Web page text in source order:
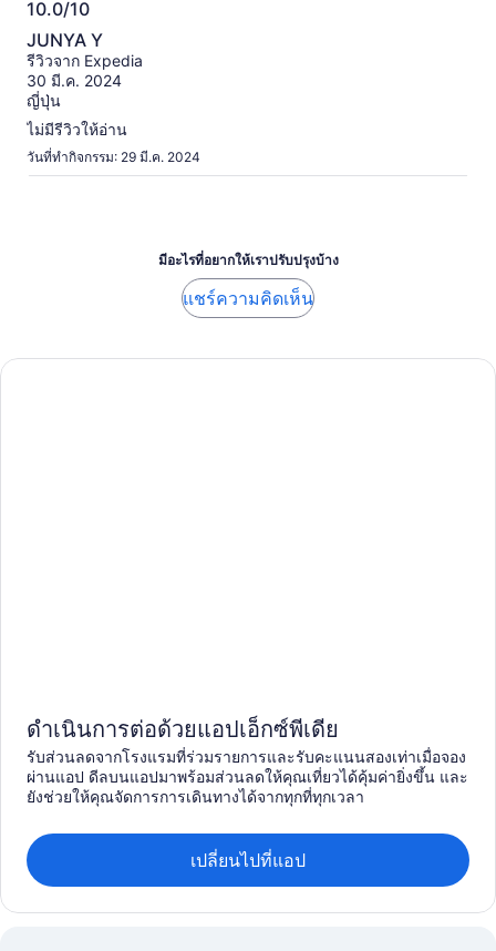
10.0/10
10.0
จาก
10
JUNYA Y
รีวิวจาก Expedia
30 มี.ค. 2024
ญี่ปุ่น
ไม่มีรีวิวให้อ่าน
วันที่ทำกิจกรรม: 29 มี.ค. 2024
มีอะไรที่อยากให้เราปรับปรุงบ้าง
แชร์ความคิดเห็น
ดำเนินการต่อด้วยแอปเอ็กซ์พีเดีย
รับส่วนลดจากโรงแรมที่ร่วมรายการและรับคะแนนสองเท่าเมื่อจอง
ผ่านแอป ดีลบนแอปมาพร้อมส่วนลดให้คุณเที่ยวได้คุ้มค่ายิ่งขึ้น และ
ยังช่วยให้คุณจัดการการเดินทางได้จากทุกที่ทุกเวลา
เปลี่ยนไปที่แอป